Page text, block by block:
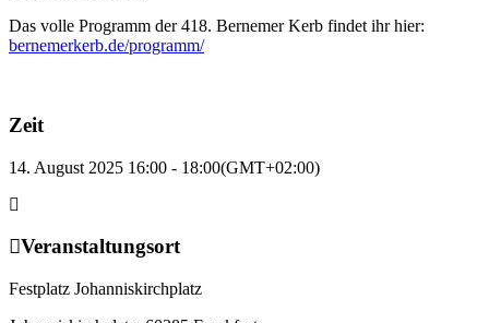
Das volle Programm der 418. Bernemer Kerb findet ihr hier:
bernemerkerb.de/programm/
Zeit
14. August 2025 16:00 - 18:00(GMT+02:00)
Veranstaltungsort
Festplatz Johanniskirchplatz